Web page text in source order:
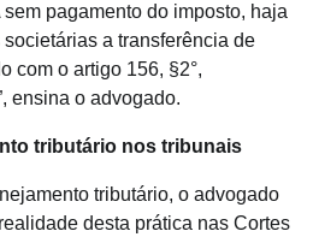
pagamento do imposto, haja
a transferência de
com o artigo 156, §2°,
ensina o advogado.
tributário nos tribunais
tributário, o advogado
desta prática nas Cortes